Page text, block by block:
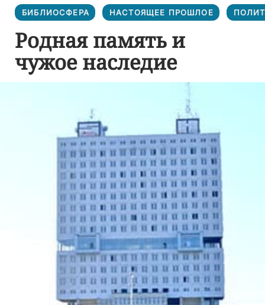
БИБЛИОСФЕРА НАСТОЯЩЕЕ ПРОШЛОЕ
Родная память и
чужое наследие